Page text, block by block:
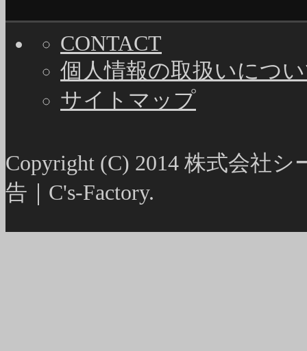
CONTACT
個人情報の取扱いにつ
サイトマップ
Copyright (C) 2014 株式会社
告｜C's-Factory.